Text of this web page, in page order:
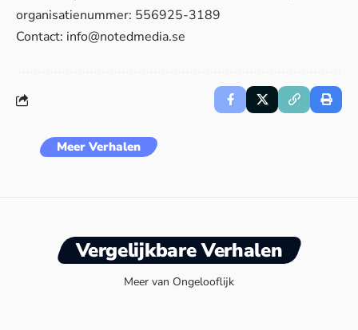
organisatienummer: 556925-3189
Contact: info@notedmedia.se
Meer Verhalen
Vergelijkbare Verhalen
Meer van Ongelooflijk